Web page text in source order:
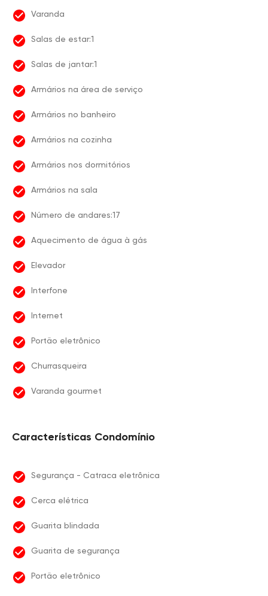
Varanda
Salas de estar:1
Salas de jantar:1
Armários na área de serviço
Armários no banheiro
Armários na cozinha
Armários nos dormitórios
Armários na sala
Número de andares:17
Aquecimento de água à gás
Elevador
Interfone
Internet
Portão eletrônico
Churrasqueira
Varanda gourmet
Características Condomínio
Segurança - Catraca eletrônica
Cerca elétrica
Guarita blindada
Guarita de segurança
Portão eletrônico